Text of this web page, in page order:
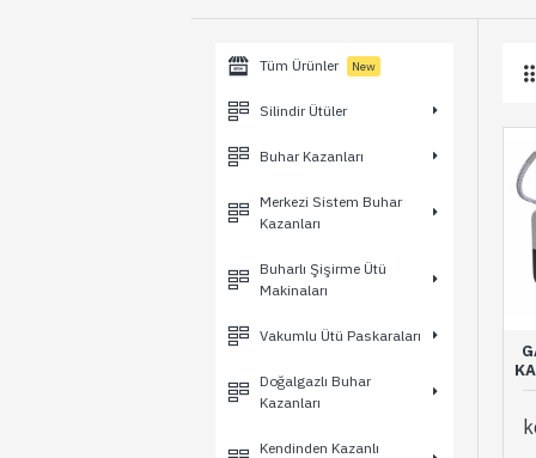
Tüm Ürünler New
Silindir Ütüler
Buhar Kazanları
Merkezi Sistem Buhar
Kazanları
Buharlı Şişirme Ütü
Makinaları
Vakumlu Ütü Paskaraları
Doğalgazlı Buhar
Kazanları
Kendinden Kazanlı